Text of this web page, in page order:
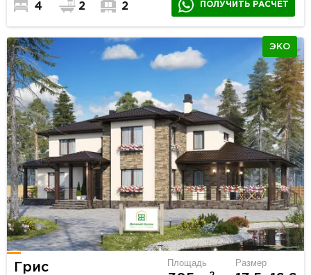
4 2 2 ПОЛУЧИТЬ РАСЧЕТ
ЭКО
Грис Площадь Размер